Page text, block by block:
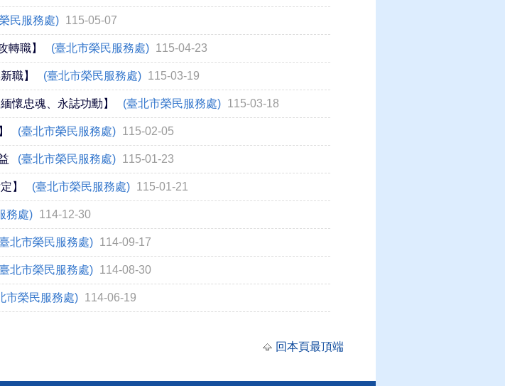
民服務處) 115-05-07
轉職】 (臺北市榮民服務處) 115-04-23
職】 (臺北市榮民服務處) 115-03-19
懷忠魂、永誌功勳】 (臺北市榮民服務處) 115-03-18
(臺北市榮民服務處) 115-02-05
(臺北市榮民服務處) 115-01-23
】 (臺北市榮民服務處) 115-01-21
務處) 114-12-30
北市榮民服務處) 114-09-17
北市榮民服務處) 114-08-30
市榮民服務處) 114-06-19
回本頁最頂端